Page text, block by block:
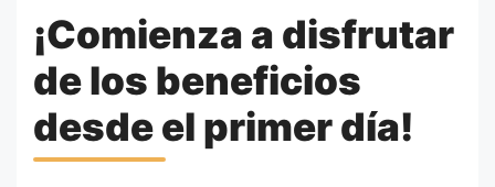
¡Comienza a disfrutar
de los beneficios
desde el primer día!